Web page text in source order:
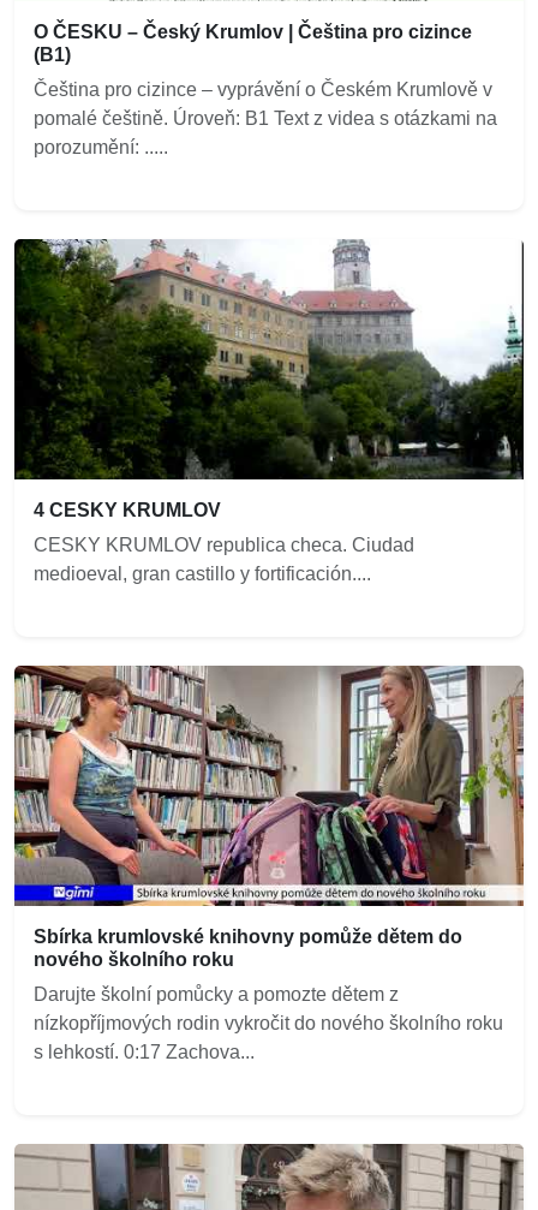
O ČESKU – Český Krumlov | Čeština pro cizince
(B1)
Čeština pro cizince – vyprávění o Českém Krumlově v
pomalé češtině. Úroveň: B1 Text z videa s otázkami na
porozumění: .....
4 CESKY KRUMLOV
CESKY KRUMLOV republica checa. Ciudad
medioeval, gran castillo y fortificación....
Sbírka krumlovské knihovny pomůže dětem do
nového školního roku
Darujte školní pomůcky a pomozte dětem z
nízkopříjmových rodin vykročit do nového školního roku
s lehkostí. 0:17 Zachova...